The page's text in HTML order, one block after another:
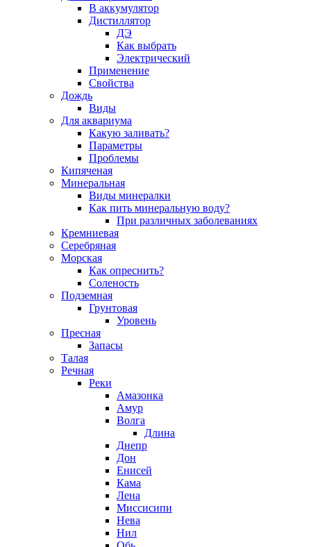
В аккумулятор
Дистиллятор
ДЭ
Как выбрать
Электрический
Применение
Свойства
Дождь
Виды
Для аквариума
Какую заливать?
Параметры
Проблемы
Кипяченая
Минеральная
Виды минералки
Как пить минеральную воду?
При различных заболеваниях
Кремниевая
Серебряная
Морская
Как опреснить?
Соленость
Подземная
Грунтовая
Уровень
Пресная
Запасы
Талая
Речная
Реки
Амазонка
Амур
Волга
Длина
Днепр
Дон
Енисей
Кама
Лена
Миссисипи
Нева
Нил